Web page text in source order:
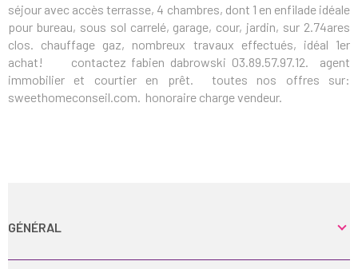
séjour avec accès terrasse, 4 chambres, dont 1 en enfilade idéale
pour bureau, sous sol carrelé, garage, cour, jardin, sur 2.74ares
clos. chauffage gaz, nombreux travaux effectués, idéal 1er
achat! contactez fabien dabrowski 03.89.57.97.12. agent
immobilier et courtier en prêt. toutes nos offres sur:
sweethomeconseil.com. honoraire charge vendeur.
GÉNÉRAL